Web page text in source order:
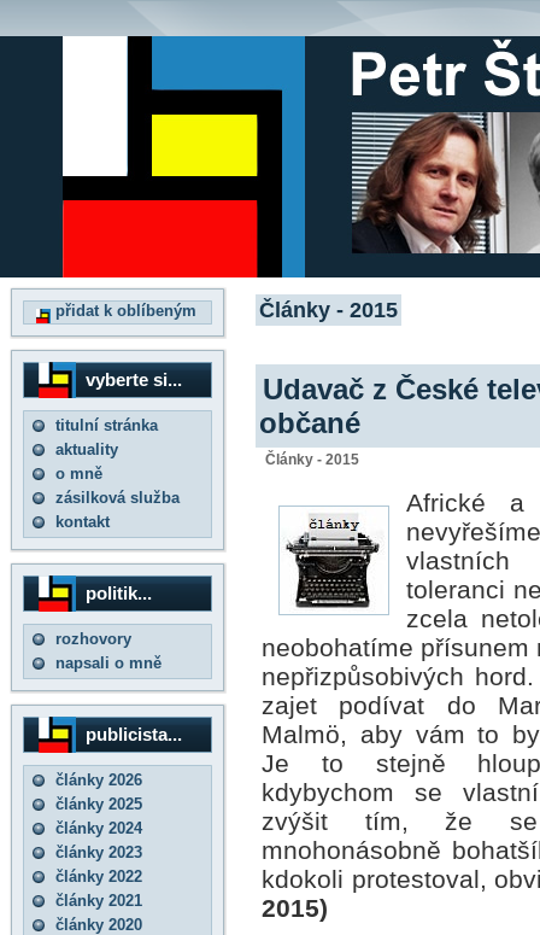
přidat k oblíbeným
vyberte si...
titulní stránka
aktuality
o mně
zásilková služba
kontakt
politik...
rozhovory
napsali o mně
publicista...
články 2026
články 2025
články 2024
články 2023
články 2022
články 2021
články 2020
Články - 2015
Udavač z České
občané
Články - 2015
Africké a
vlastních
toleranci
zcela
neobohatíme
nepřizpůsobivých
zajet podívat do
Malmö, aby vám to
Je to stejně
kdybychom se
zvýšit tím, že se
mnohonásobně
kdokoli protestoval,
2015)